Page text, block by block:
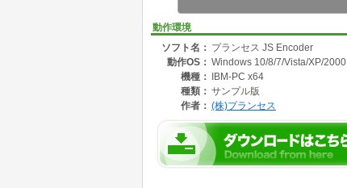
動作環境
ソフト名： プランセス JS Encoder
動作OS： Windows 10/8/7/Vista/XP/2000
機種：
IBM-PC x64
種類： サンプル版
作者： (株)プランセス